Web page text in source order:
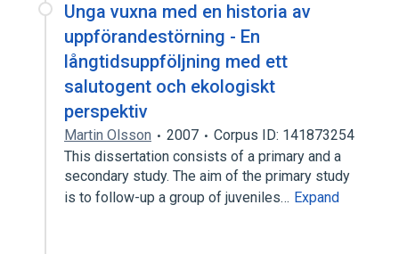
Unga vuxna med en historia av
uppförandestörning - En
långtidsuppföljning med ett
salutogent och ekologiskt
perspektiv
Martin Olsson 2007
Corpus ID: 141873254
This dissertation consists of a primary and a
secondary study. The aim of the primary study
is to follow-up a group of juveniles… Expand